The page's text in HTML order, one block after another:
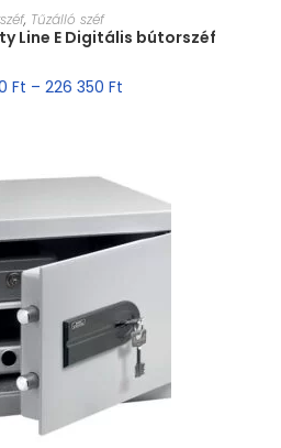
VÁLASZTÁSA
, Tűzálló széf
Line E Digitális bútorszéf
Ft – 226 350 Ft